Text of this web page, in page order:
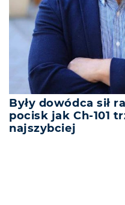
Były dowódca sił
pocisk jak Ch-101
najszybciej